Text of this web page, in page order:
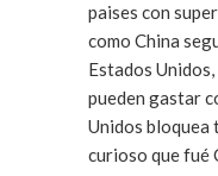
paises con
como China
Estados
pueden gastar
Unidos bloquea
curioso que fué